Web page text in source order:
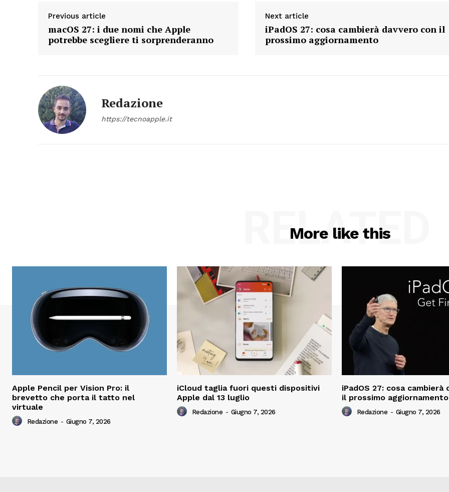
Previous article
macOS 27: i due nomi che Apple
potrebbe scegliere ti sorprenderanno
Next article
iPadOS 27: cosa cambierà davvero con il
prossimo aggiornamento
Redazione
https://tecnoapple.it
More like this
RELATED
Apple Pencil per Vision Pro: il
brevetto che porta il tatto nel
virtuale
Redazione - Giugno 7, 2026
iCloud taglia fuori questi dispositivi
Apple dal 13 luglio
Redazione - Giugno 7, 2026
iPadOS 27: cosa cambierà
il prossimo aggiornamento
Redazione - Giugno 7, 2026